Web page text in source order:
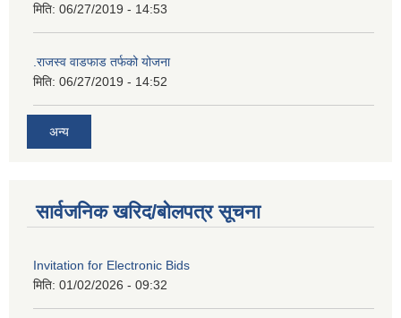
मिति: 06/27/2019 - 14:53
.राजस्व वाडफाड तर्फको योजना
मिति: 06/27/2019 - 14:52
अन्य
सार्वजनिक खरिद/बोलपत्र सूचना
Invitation for Electronic Bids
मिति: 01/02/2026 - 09:32